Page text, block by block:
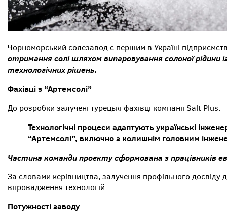
Чорноморський солезавод є першим в Україні
отримання солі шляхом випаровування солоної рідини
технологічних рішень.
Фахівці з “Артемсолі”
До розробки залучені турецькі фахівці компанії Salt Plus.
Технологічні процеси адаптують українські
“Артемсолі”, включно з колишнім головним
Частина команди проєкту сформована з працівників
За словами керівництва, залучення профільного
впровадження технологій.
Потужності заводу